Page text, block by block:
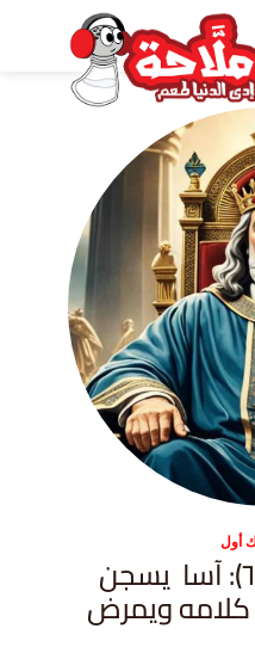
أول
ملوك أول-حلقة (٦١): آسا يسجن
كلامه ويمرض